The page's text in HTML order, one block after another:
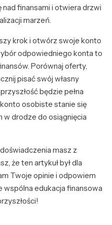
finansami i otwiera drzwi
marzeń.
krok i otwórz swoje konto
odpowiedniego konta to
Porównaj oferty,
pisać swój własny
będzie pełna
osobiste stanie się
drodze do osiągnięcia
masz z
że ten artykuł był dla
Twoje opinie i odpowiem
wspólna edukacja finansowa